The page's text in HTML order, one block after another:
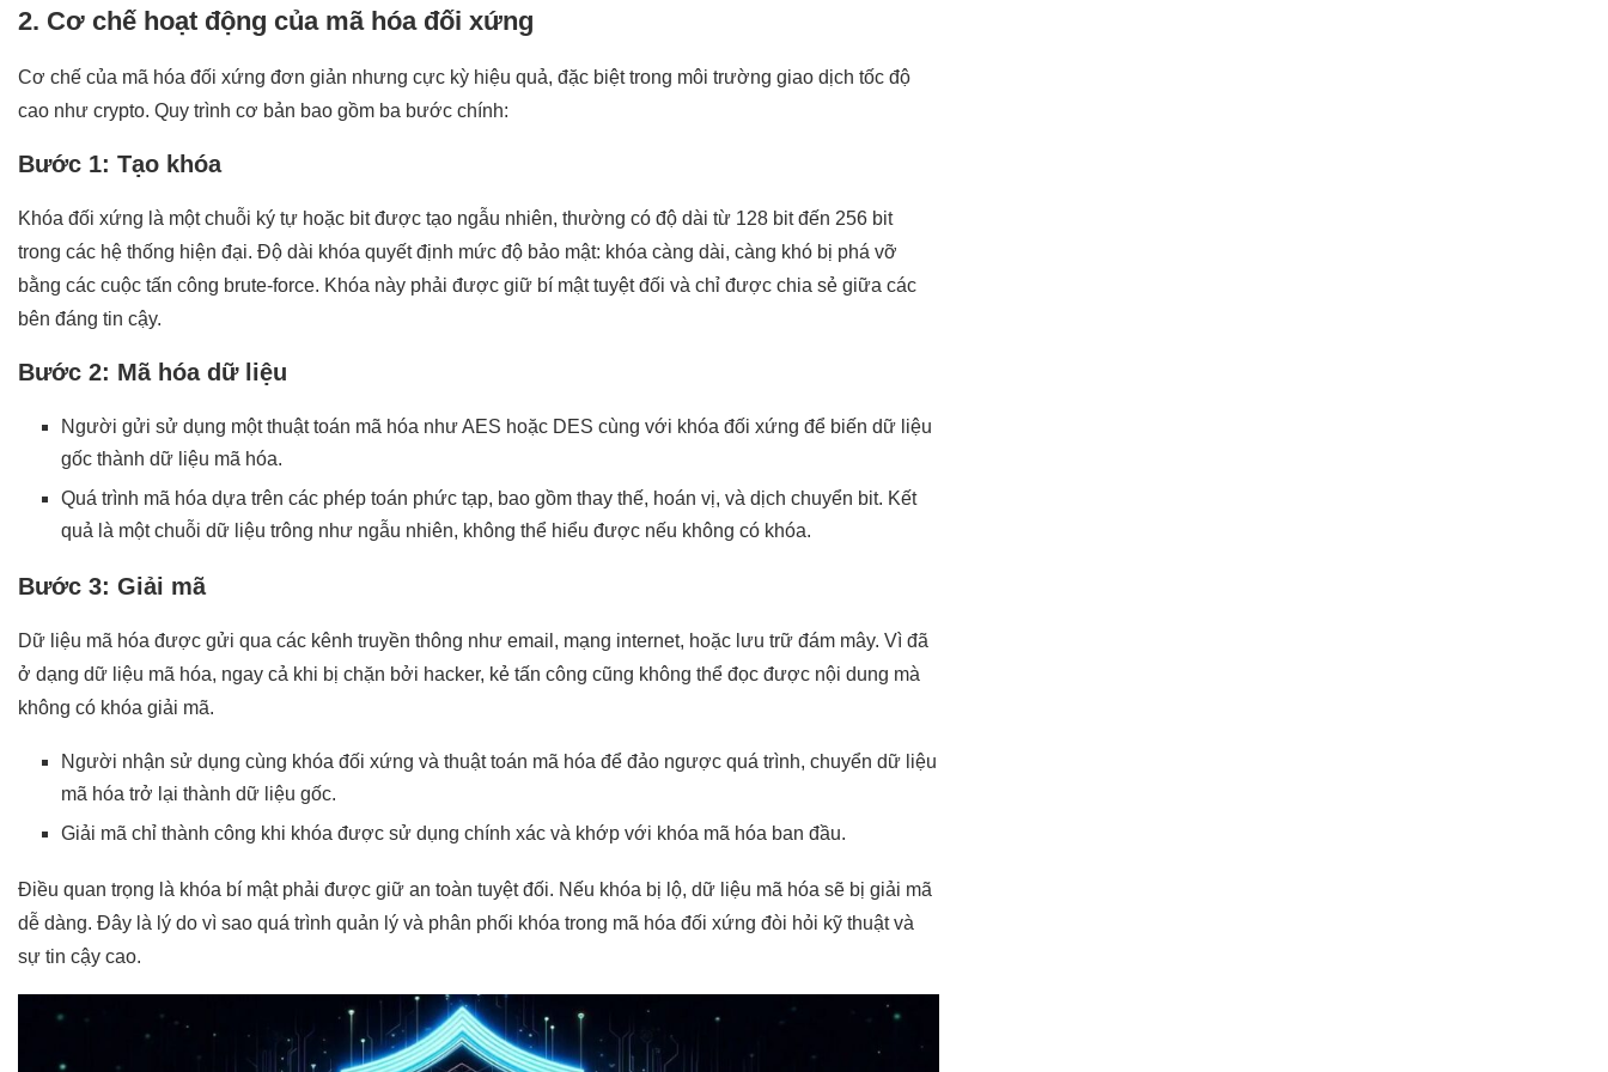
2. Cơ chế hoạt động của mã hóa đối xứng
Cơ chế của mã hóa đối xứng đơn giản nhưng cực kỳ hiệu quả, đặc biệt trong môi trường giao dịch tốc độ
cao như crypto. Quy trình cơ bản bao gồm ba bước chính:
Bước 1: Tạo khóa
Khóa đối xứng là một chuỗi ký tự hoặc bit được tạo ngẫu nhiên, thường có độ dài từ 128 bit đến 256 bit
trong các hệ thống hiện đại. Độ dài khóa quyết định mức độ bảo mật: khóa càng dài, càng khó bị phá vỡ
bằng các cuộc tấn công brute-force. Khóa này phải được giữ bí mật tuyệt đối và chỉ được chia sẻ giữa các
bên đáng tin cậy.
Bước 2: Mã hóa dữ liệu
Người gửi sử dụng một thuật toán mã hóa như AES hoặc DES cùng với khóa đối xứng để biến dữ liệu
gốc thành dữ liệu mã hóa.
Quá trình mã hóa dựa trên các phép toán phức tạp, bao gồm thay thế, hoán vị, và dịch chuyển bit. Kết
quả là một chuỗi dữ liệu trông như ngẫu nhiên, không thể hiểu được nếu không có khóa.
Bước 3: Giải mã
Dữ liệu mã hóa được gửi qua các kênh truyền thông như email, mạng internet, hoặc lưu trữ đám mây. Vì đã
ở dạng dữ liệu mã hóa, ngay cả khi bị chặn bởi hacker, kẻ tấn công cũng không thể đọc được nội dung mà
không có khóa giải mã.
Người nhận sử dụng cùng khóa đối xứng và thuật toán mã hóa để đảo ngược quá trình, chuyển dữ liệu
mã hóa trở lại thành dữ liệu gốc.
Giải mã chỉ thành công khi khóa được sử dụng chính xác và khớp với khóa mã hóa ban đầu.
Điều quan trọng là khóa bí mật phải được giữ an toàn tuyệt đối. Nếu khóa bị lộ, dữ liệu mã hóa sẽ bị giải mã
dễ dàng. Đây là lý do vì sao quá trình quản lý và phân phối khóa trong mã hóa đối xứng đòi hỏi kỹ thuật và
sự tin cậy cao.